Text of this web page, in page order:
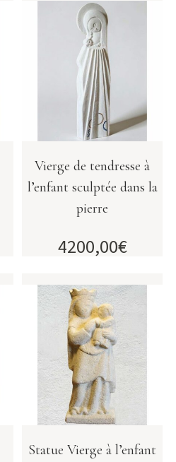
Vierge de tendresse à
l’enfant sculptée dans la
pierre
4200,00€
Statue Vierge à l’enfant